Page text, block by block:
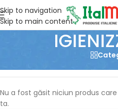
Skip to navigation
Skip to main content
Nu a fost găsit niciun produs
ta.